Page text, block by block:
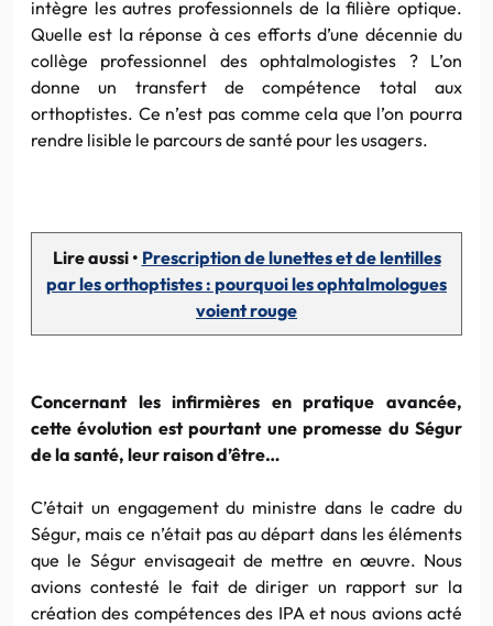
intègre les autres professionnels de la filière optique.
Quelle est la réponse à ces efforts d’une décennie du
collège professionnel des ophtalmologistes ? L’on
donne un transfert de compétence total aux
orthoptistes. Ce n’est pas comme cela que l’on pourra
rendre lisible le parcours de santé pour les usagers.
Lire aussi • Prescription de lunettes et de lentilles
par les orthoptistes : pourquoi les ophtalmologues
voient rouge
Concernant les infirmières en pratique avancée,
cette évolution est pourtant une promesse du Ségur
de la santé, leur raison d’être…
C’était un engagement du ministre dans le cadre du
Ségur, mais ce n’était pas au départ dans les éléments
que le Ségur envisageait de mettre en œuvre. Nous
avions contesté le fait de diriger un rapport sur la
création des compétences des IPA et nous avions acté